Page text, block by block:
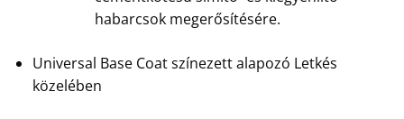
habarcsok megerősítésére.
Universal Base Coat színezett alapozó Letkés
közelében